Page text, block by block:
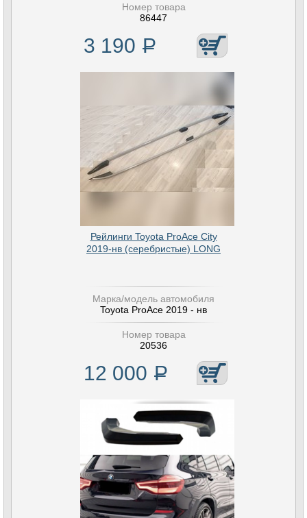
Номер товара
86447
3 190 Р
Рейлинги Toyota ProAce City
2019-нв (серебристые) LONG
Марка/модель автомобиля
Toyota ProAce 2019 - нв
Номер товара
20536
12 000 Р